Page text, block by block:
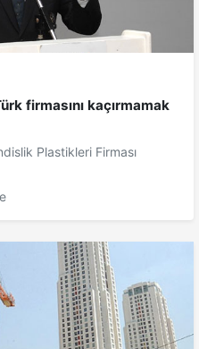
firmasını kaçırmamak
Plastikleri Firması